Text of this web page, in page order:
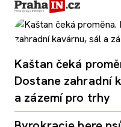
Kaštan čeká
Dostane zahradní
a zázemí pro trhy